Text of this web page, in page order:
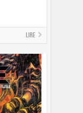
Lire